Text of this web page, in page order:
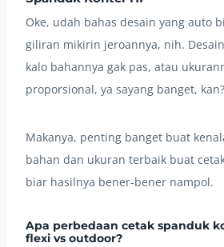
Oke, udah bahas desain yang auto
giliran mikirin jeroannya, nih.
kalo bahannya gak pas, atau
proporsional, ya sayang banget, kan?
Makanya, penting banget buat
bahan dan ukuran terbaik buat
biar hasilnya bener-bener nampol.
Apa perbedaan cetak spanduk
flexi vs outdoor?